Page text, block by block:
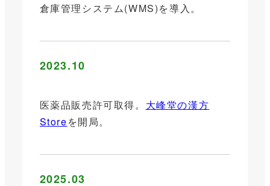
倉庫管理システム(WMS)を導入。
2023.10
医薬品販売許可取得。 大峰堂の漢方
Storeを開局。
2025.03